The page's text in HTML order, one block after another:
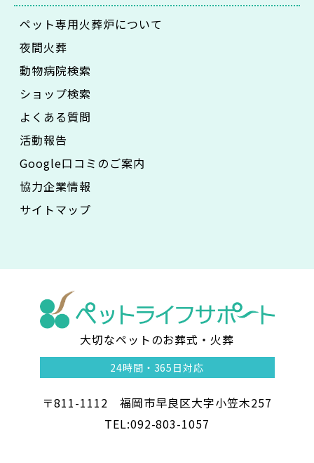
ペット専用火葬炉について
夜間火葬
動物病院検索
ショップ検索
よくある質問
活動報告
Google口コミのご案内
協力企業情報
サイトマップ
ッ
ト
大切なペットのお葬式・火葬
24時間・ 365日対応
〒811-1112 福岡市早良区大字小笠木257
TEL:092-803-1057